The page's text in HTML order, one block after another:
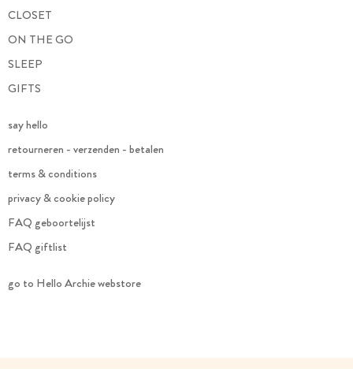
CLOSET
ON THE GO
SLEEP
GIFTS
say hello
retourneren - verzenden - betalen
terms & conditions
privacy & cookie policy
FAQ geboortelijst
FAQ giftlist
go to Hello Archie webstore